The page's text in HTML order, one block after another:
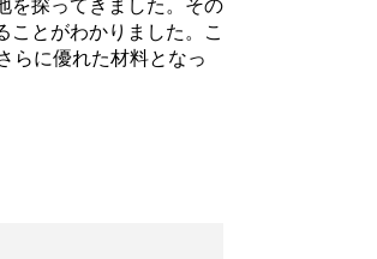
とがわかりました。こ
らに優れた材料となっ